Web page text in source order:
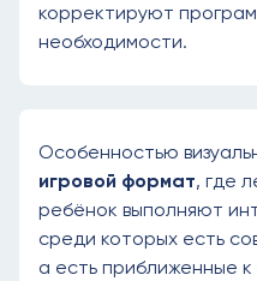
корректируют
необходимости.
Особенностью
игровой формат, где
ребёнок выполняют
среди которых есть
а есть приближенные